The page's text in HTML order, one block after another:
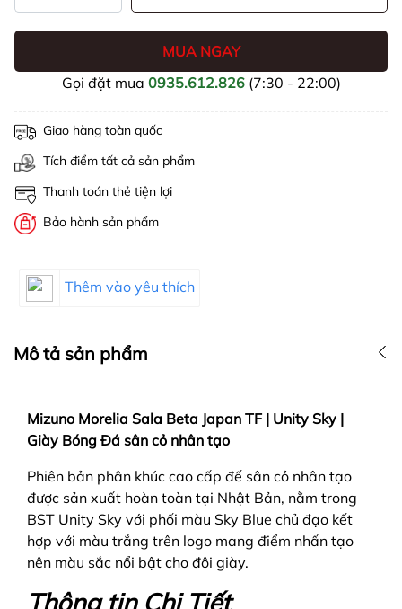
MUA NGAY
Gọi đặt mua 0935.612.826(7:30 - 22:00)
Giao hàng toàn quốc
Tích điểm tất cả sản phẩm
Thanh toán thẻ tiện lợi
Bảo hành sản phẩm
Thêm vào yêu thích
Mô tả sản phẩm
Mizuno Morelia Sala Beta Japan TF | Unity Sky |
Giày Bóng Đá sân cỏ nhân tạo
Phiên bản phân khúc cao cấp đế sân cỏ nhân tạo
được sản xuất hoàn toàn tại Nhật Bản, nằm trong
BST Unity Sky với phối màu Sky Blue chủ đạo kết
hợp với màu trắng trên logo mang điểm nhấn tạo
nên màu sắc nổi bật cho đôi giày.
Thông tin Chi Tiết